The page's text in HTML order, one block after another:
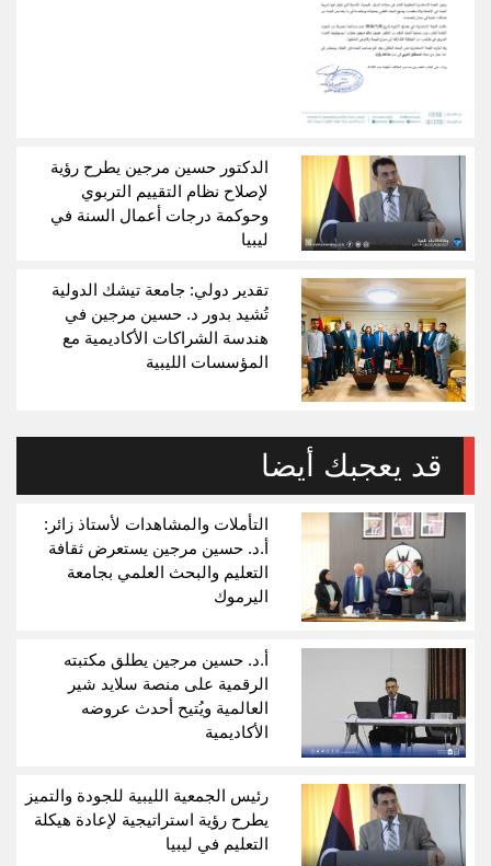
الدكتور حسين مرجين يطرح رؤية
لإصلاح نظام التقييم التربوي
وحوكمة درجات أعمال السنة في
ليبيا
تقدير دولي: جامعة تيشك الدولية
تُشيد بدور د. حسين مرجين في
هندسة الشراكات الأكاديمية مع
المؤسسات الليبية
قد يعجبك أيضا
التأملات والمشاهدات لأستاذ زائر:
أ.د. حسين مرجين يستعرض ثقافة
التعليم والبحث العلمي بجامعة
اليرموك
أ.د. حسين مرجين يطلق مكتبته
الرقمية على منصة سلايد شير
العالمية ويُتيح أحدث عروضه
الأكاديمية
رئيس الجمعية الليبية للجودة والتميز
يطرح رؤية استراتيجية لإعادة هيكلة
التعليم في ليبيا